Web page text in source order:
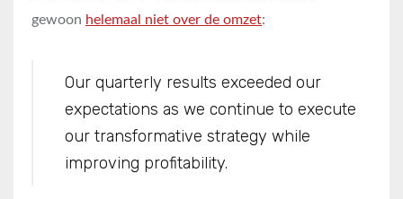
gewoon helemaal niet over de omzet:
Our quarterly results exceeded our
expectations as we continue to execute
our transformative strategy while
improving profitability.